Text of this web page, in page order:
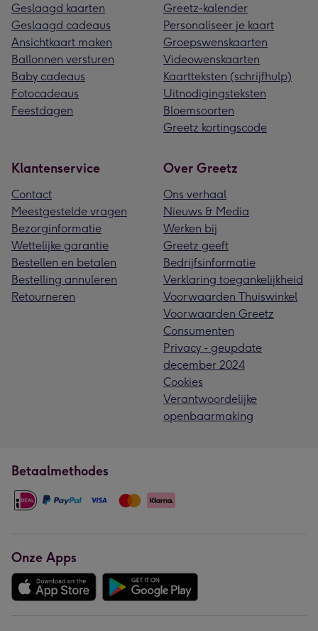
Geslaagd kaarten
Geslaagd cadeaus
Ansichtkaart maken
Ballonnen versturen
Baby cadeaus
Fotocadeaus
Feestdagen
Greetz-kalender
Personaliseer je kaart
Groepswenskaarten
Videowenskaarten
Kaartteksten (schrijfhulp)
Uitnodigingsteksten
Bloemsoorten
Greetz kortingscode
Klantenservice
Contact
Meestgestelde vragen
Bezorginformatie
Wettelijke garantie
Bestellen en betalen
Bestelling annuleren
Retourneren
Over Greetz
Ons verhaal
Nieuws & Media
Werken bij
Greetz geeft
Bedrijfsinformatie
Verklaring toegankelijkheid
Voorwaarden Thuiswinkel
Voorwaarden Greetz
Consumenten
Privacy - geupdate
december 2024
Cookies
Verantwoordelijke
openbaarmaking
Betaalmethodes
Onze Apps